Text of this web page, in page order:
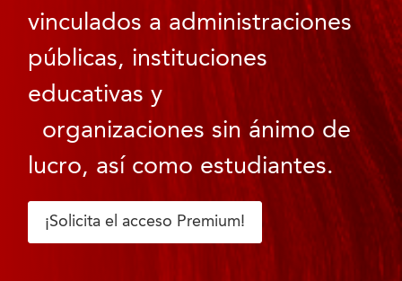
vinculados a administraciones
públicas, instituciones
educativas y
organizaciones sin ánimo de
lucro, así como estudiantes.
¡Solicita el acceso Premium!